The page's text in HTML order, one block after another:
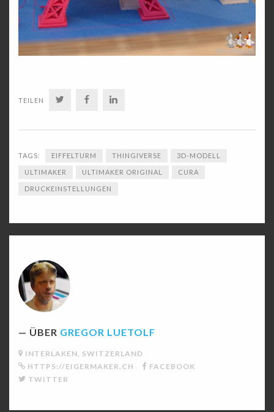
TEILEN TWITTERFACEBOOK
TAGS: EIFFELTURM THINGIVERSE 3D-MODELL
ULTIMAKER ULTIMAKER ORIGINAL CURA
DRUCKEINSTELLUNGEN
ÜBER GREGOR LUETOLF
INTERLAKEN, SWITZERLAND
HTTPS://EIGERMAKER.CH
FACEBOOK
TWITTER